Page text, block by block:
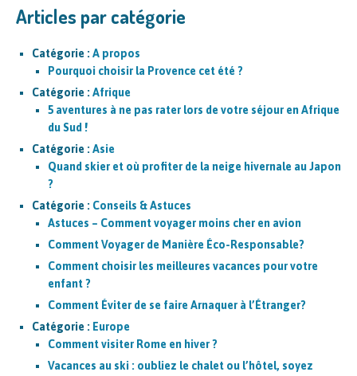
Articles par catégorie
Catégorie : A propos
Pourquoi choisir la Provence cet été ?
Catégorie : Afrique
5 aventures à ne pas rater lors de votre séjour en Afrique
du Sud !
Catégorie : Asie
Quand skier et où profiter de la neige hivernale au Japon
?
Catégorie : Conseils & Astuces
Astuces – Comment voyager moins cher en avion
Comment Voyager de Manière Éco-Responsable?
Comment choisir les meilleures vacances pour votre
enfant ?
Comment Éviter de se faire Arnaquer à l’Étranger?
Catégorie : Europe
Comment visiter Rome en hiver ?
Vacances au ski : oubliez le chalet ou l’hôtel, soyez